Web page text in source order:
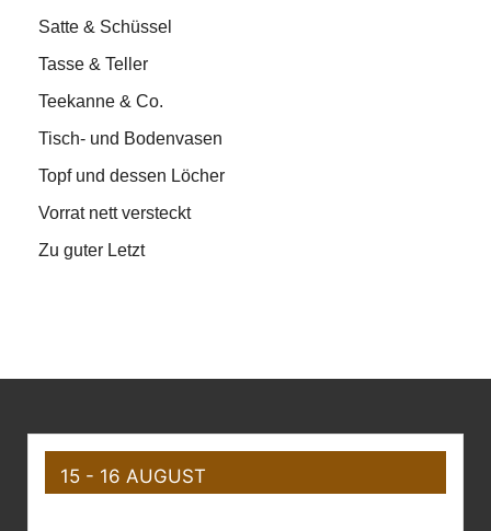
Satte & Schüssel
Tasse & Teller
Teekanne & Co.
Tisch- und Bodenvasen
Topf und dessen Löcher
Vorrat nett versteckt
Zu guter Letzt
15 - 16 AUGUST